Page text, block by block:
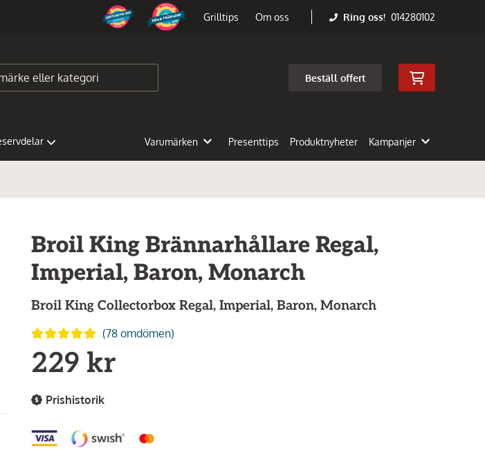
Grilltips Om oss Ring oss! 014280102
Beställ offert
Varumärken Presenttips Produktnyheter Kampanjer
Broil King Brännarhållare Regal,
Imperial, Baron, Monarch
Broil King Collectorbox Regal, Imperial, Baron, Monarch
(78 omdömen)
229 kr
Prishistorik